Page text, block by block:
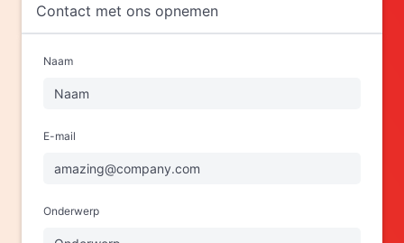
Contact met ons opnemen
Naam
E-mail
Onderwerp